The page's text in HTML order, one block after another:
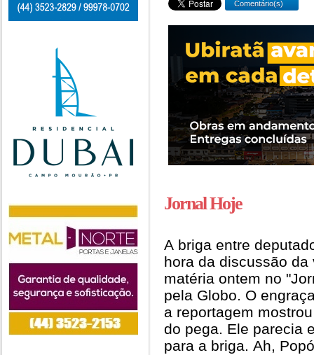
Comentário(s)
Jornal Hoje
A briga entre
hora da discussão
matéria ontem no
pela Globo. O
a reportagem
do pega. Ele parecia
para a briga. Ah,